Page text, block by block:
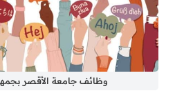
وظائف جامعة الأقصر